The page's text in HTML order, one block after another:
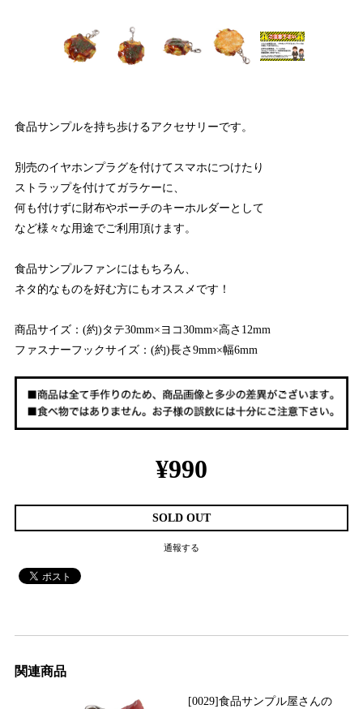
食品サンプルを持ち歩けるアクセサリーです。
別売のイヤホンプラグを付けてスマホにつけたり
ストラップを付けてガラケーに、
何も付けずに財布やポーチのキーホルダーとして
など様々な用途でご利用頂けます。
食品サンプルファンにはもちろん、
ネタ的なものを好む方にもオススメです！
商品サイズ：(約)タテ30mm×ヨコ30mm×高さ12mm
ファスナーフックサイズ：(約)長さ9mm×幅6mm
¥990
SOLD OUT
通報する
関連商品
[0029]食品サンプル屋さんの